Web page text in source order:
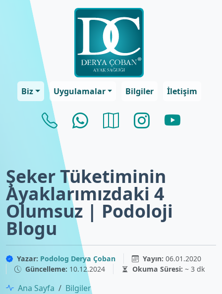
Biz Uygulamalar Bilgiler İletişim
Şeker Tüketiminin
Ayaklarımızdaki 4
Olumsuz | Podoloji
Blogu
Yazar: Podolog Derya Çoban Yayın: 06.01.2020
Güncelleme: 10.12.2024 Okuma Süresi: ~ 3 dk
Ana Sayfa
Bilgiler